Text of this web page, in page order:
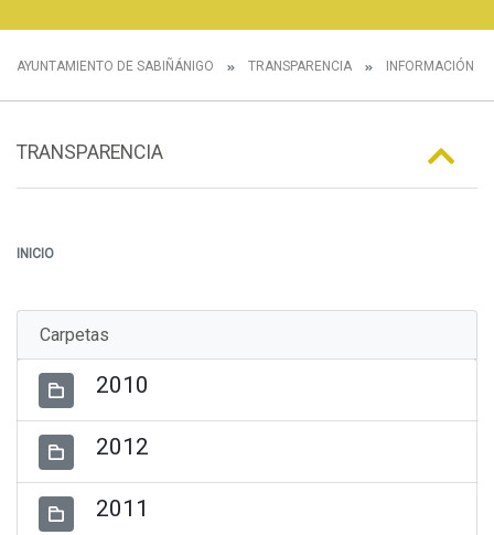
AYUNTAMIENTO DE SABIÑÁNIGO TRANSPARENCIA INFORMACIÓN
TRANSPARENCIA
INICIO
Carpetas
2010
2012
2011